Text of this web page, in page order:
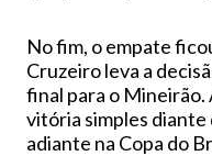
No fim, o empate
Cruzeiro leva a
final para o Mineirão.
vitória simples diante
adiante na Copa do